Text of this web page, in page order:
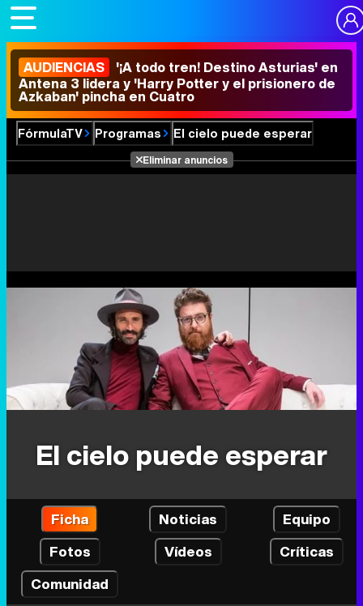
AUDIENCIAS '¡A todo tren! Destino Asturias' en
Antena 3 lidera y 'Harry Potter y el prisionero de
Azkaban' pincha en Cuatro
FórmulaTV Programas El cielo puede esperar
Eliminar anuncios
El cielo puede esperar
Ficha Noticias
Equipo
Fotos
Vídeos
Críticas
Comunidad